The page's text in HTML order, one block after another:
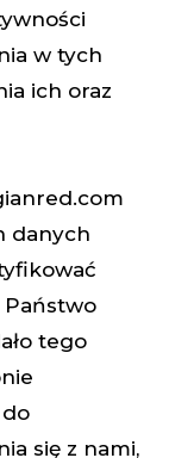
w tych
ich oraz
danych
Państwo
tego
się z nami,